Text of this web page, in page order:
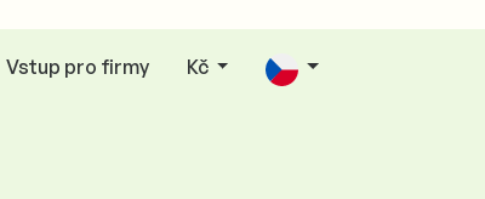
Vstup pro firmy Kč